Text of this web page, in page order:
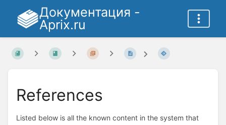
Документация -
Aprix.ru
References
Listed below is all the known content in the system that